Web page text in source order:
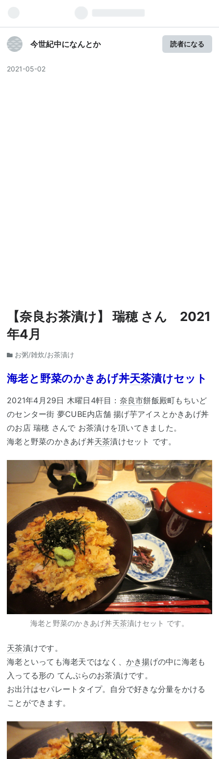
今世紀中になんとか 読者になる
2021-05-02
【奈良お茶漬け】 瑞穂 さん 2021
年4月
お粥/雑炊/お茶漬け
海老と野菜のかきあげ丼天茶漬けセット
2021年4月29日 木曜日4軒目： 奈良市餅飯殿町もちいど
のセンター街 夢CUBE内店舗 揚げ芋アイスとかきあげ丼
のお店 瑞穂 さんで お茶漬けを頂いてきました。
海老と野菜のかきあげ丼天茶漬けセット です。
海老と野菜のかきあげ丼天茶漬けセット です。
天茶漬けです。
海老といっても海老天ではなく、 かき揚げの中に海老も
入ってる形の てんぷらのお茶漬けです。
お出汁はセパレートタイプ。自分で好きな分量をかける
ことができます。